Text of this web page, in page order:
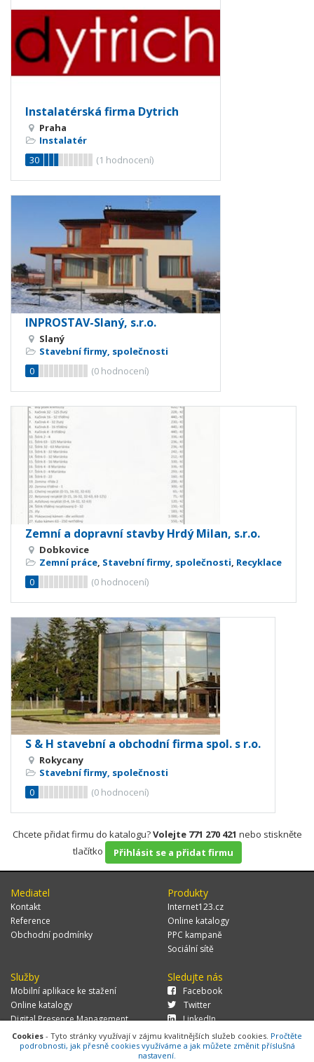
Instalatérská firma Dytrich
Praha
Instalatér
30
(1 hodnocení)
INPROSTAV-Slaný, s.r.o.
Slaný
Stavební firmy, společnosti
0
(0 hodnocení)
Zemní a dopravní stavby Hrdý Milan, s.r.o.
Dobkovice
Zemní práce Stavební firmy, společnosti Recyklace
0
(0 hodnocení)
S & H stavební a obchodní firma spol. s r.o.
Rokycany
Stavební firmy, společnosti
0
(0 hodnocení)
Chcete přidat firmu do katalogu?Volejte 771 270 421 nebo stiskněte
tlačítko
Přihlásit se a přidat firmu
Mediatel
Kontakt
Reference
Obchodní podmínky
Produkty
Internet123.cz
Online katalogy
PPC kampaně
Sociální sítě
Služby
Mobilní aplikace ke stažení
Online katalogy
Digital Presence Management
Více zákazníků
Sledujte nás
Facebook
Twitter
LinkedIn
Cookies - Tyto stránky využívají v zájmu kvalitnějších služeb cookies. Pročtěte
podrobnosti, jak přesně cookies využíváme a jak můžete změnit příslušná
nastavení.